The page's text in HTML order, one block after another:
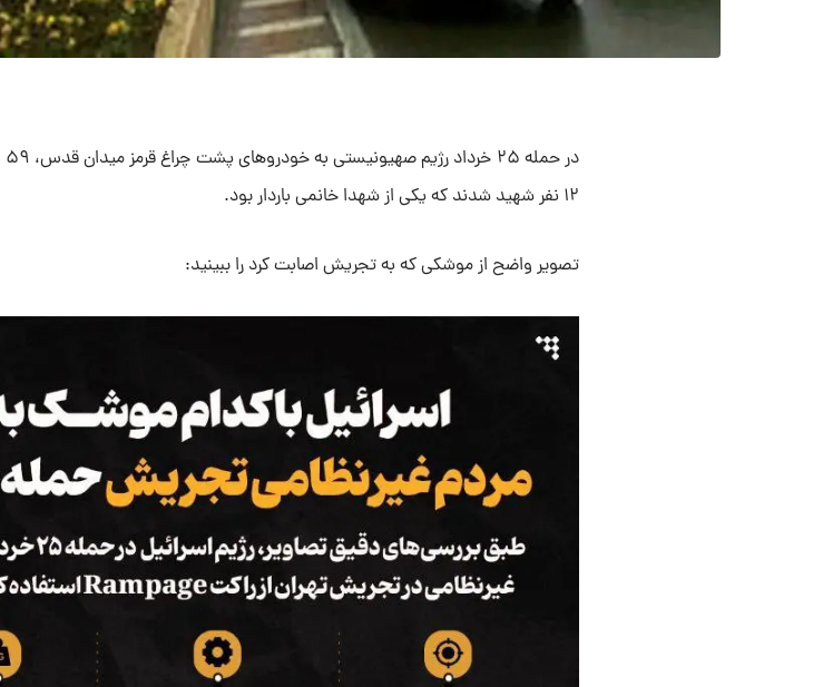
۱۲ نفر شهید شدند که یکی از شهدا خانمی باردار بود.
تصویر واضح از موشکی که به تجریش اصابت کرد را ببینید: